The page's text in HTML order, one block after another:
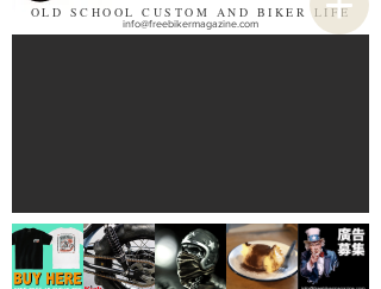
OLD SCHOOL CUSTOM AND BIKER LIFE
info@freebikermagazine.com